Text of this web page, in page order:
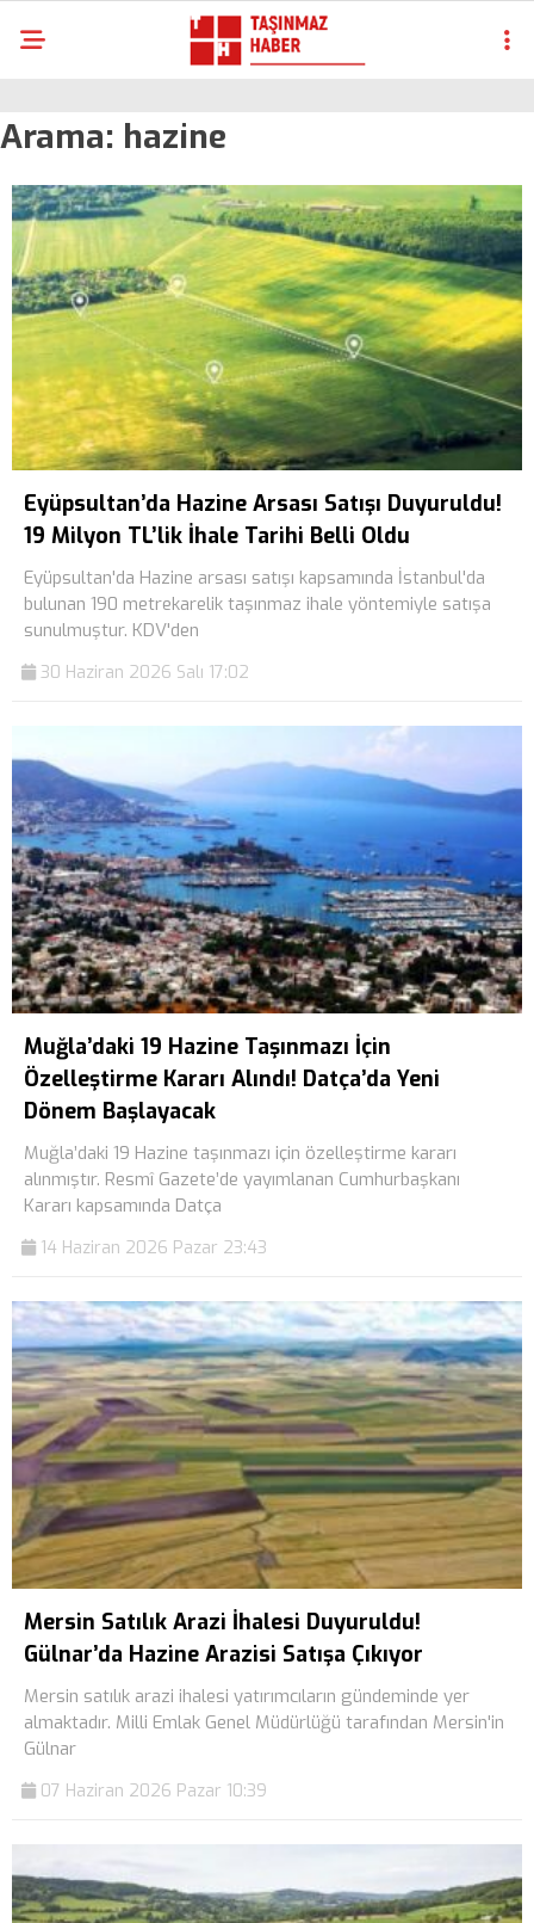
Arama: hazine
Eyüpsultan’da Hazine Arsası Satışı Duyuruldu!
19 Milyon TL’lik İhale Tarihi Belli Oldu
Eyüpsultan'da Hazine arsası satışı kapsamında İstanbul'da
bulunan 190 metrekarelik taşınmaz ihale yöntemiyle satışa
sunulmuştur. KDV'den
30 Haziran 2026 Salı 17:02
Muğla’daki 19 Hazine Taşınmazı İçin
Özelleştirme Kararı Alındı! Datça’da Yeni
Dönem Başlayacak
Muğla’daki 19 Hazine taşınmazı için özelleştirme kararı
alınmıştır. Resmî Gazete’de yayımlanan Cumhurbaşkanı
Kararı kapsamında Datça
14 Haziran 2026 Pazar 23:43
Mersin Satılık Arazi İhalesi Duyuruldu!
Gülnar’da Hazine Arazisi Satışa Çıkıyor
Mersin satılık arazi ihalesi yatırımcıların gündeminde yer
almaktadır. Milli Emlak Genel Müdürlüğü tarafından Mersin'in
Gülnar
07 Haziran 2026 Pazar 10:39